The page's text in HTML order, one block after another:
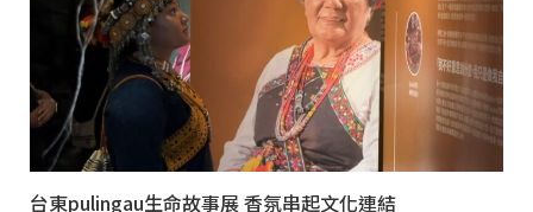
台東pulingau生命故事展 香氛串起文化連結